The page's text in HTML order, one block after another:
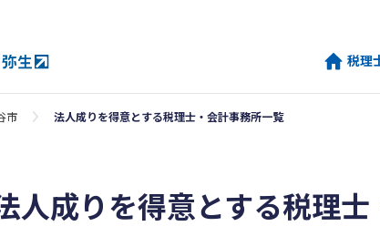
税理
市 法人成りを得意とする税理士・会計事務所一覧
人成りを得意とする税理